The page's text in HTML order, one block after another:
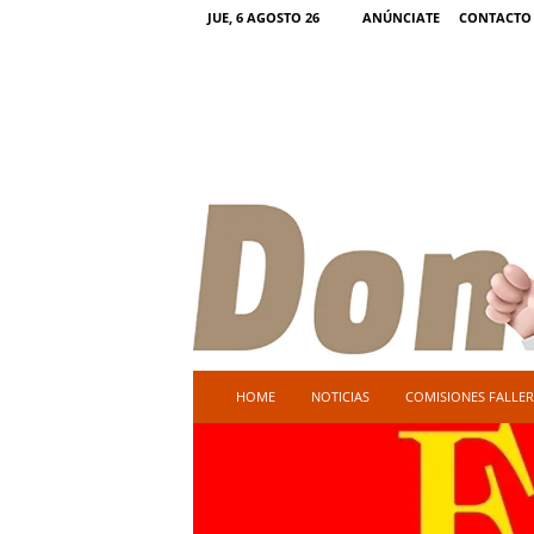
JUE, 6 AGOSTO 26 ANÚNCIATE CONTACTO
D
n
HOME NOTICIAS COMISIONES